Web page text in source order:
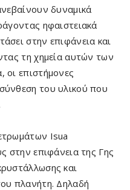
δυναμικά
ηφαιστειακά
στην επιφάνεια και
τη χημεία αυτών των
επιστήμονες
του υλικού που
Isua
στην επιφάνεια της Γης
και
πλανήτη. Δηλαδή